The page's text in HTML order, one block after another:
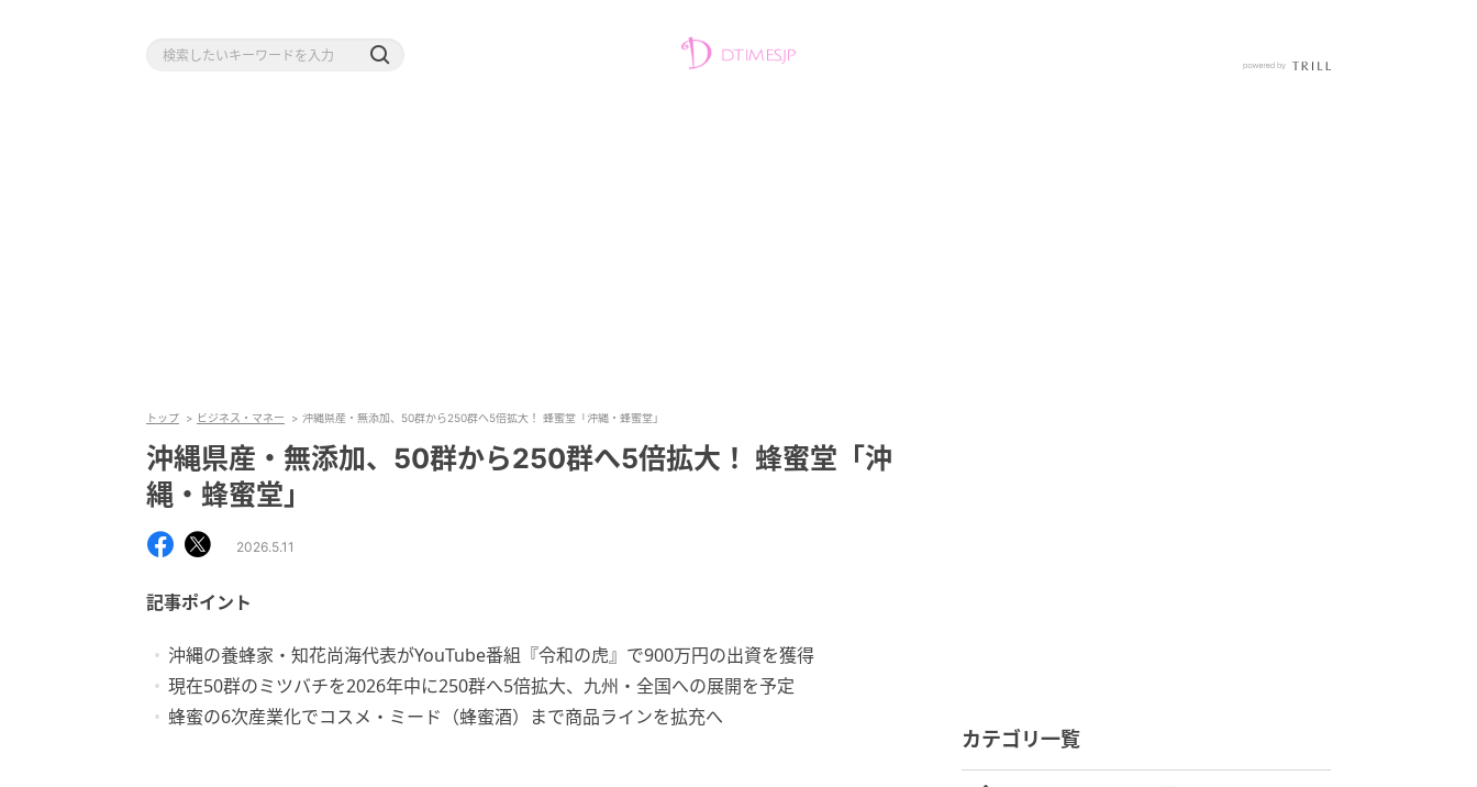
トップ ビジネス・マネー 沖縄県産・無添加、50群から250群へ5倍拡大！ 蜂蜜堂「沖縄・蜂蜜堂」
沖縄県産・無添加、50群から250群へ5倍拡大！ 蜂蜜堂「沖
縄・蜂蜜堂」
2026.5.11
記事ポイント
沖縄の養蜂家・知花尚海代表がYouTube番組『令和の虎』で900万円の出資を獲得
現在50群のミツバチを2026年中に250群へ5倍拡大、九州・全国への展開を予定
蜂蜜の6次産業化でコスメ・ミード（蜂蜜酒）まで商品ラインを拡充へ
カテゴリ一覧